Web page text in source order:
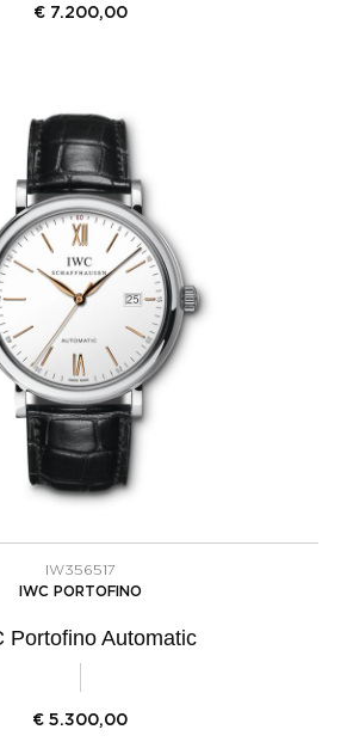
€ 7.200,00
IW356517
IWC PORTOFINO
Portofino Automatic
€ 5.300,00